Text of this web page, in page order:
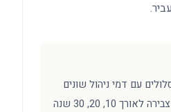
10, 20, 30 שנה